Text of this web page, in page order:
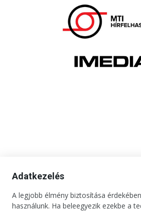
Adatkezelés
A legjobb élmény biztosítása
használunk. Ha beleegyezik ezekbe a